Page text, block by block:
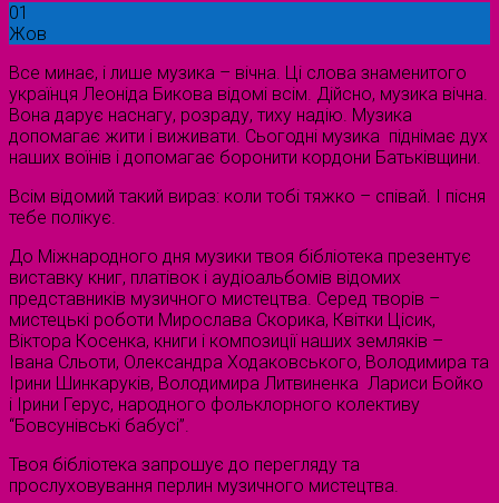
01
Жов
Все минає, і лише музика – вічна. Ці слова знаменитого
українця Леоніда Бикова відомі всім. Дійсно, музика вічна.
Вона дарує наснагу, розраду, тиху надію. Музика
допомагає жити і виживати. Сьогодні музика піднімає дух
наших воїнів і допомагає боронити кордони Батьківщини.
Всім відомий такий вираз: коли тобі тяжко – співай. І пісня
тебе полікує.
До Міжнародного дня музики твоя бібліотека презентує
виставку книг, платівок і аудіоальбомів відомих
представників музичного мистецтва. Серед творів –
мистецькі роботи Мирослава Скорика, Квітки Цісик,
Віктора Косенка, книги і композиції наших земляків –
Івана Сльоти, Олександра Ходаковського, Володимира та
Ірини Шинкаруків, Володимира Литвиненка Лариси Бойко
і Ірини Герус, народного фольклорного колективу
“Бовсунівські бабусі”.
Твоя бібліотека запрошує до перегляду та
прослуховування перлин музичного мистецтва.